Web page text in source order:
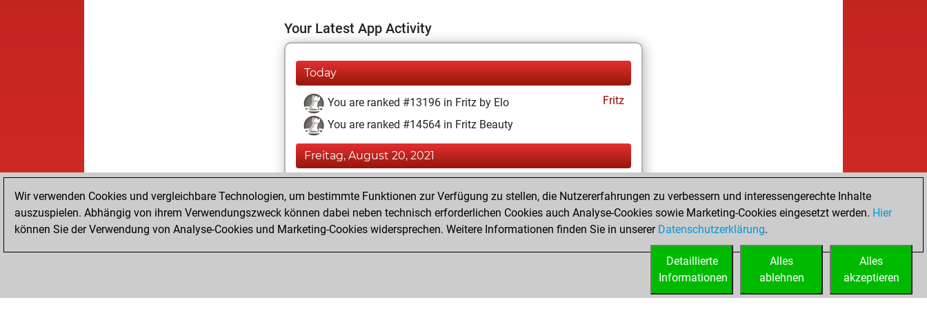
Your Latest App Activity
Today
You are ranked #13196 in Fritz by Elo
Fritz
You are ranked #14564 in Fritz Beauty
Freitag, August 20, 2021
You achieved a new Elo of 1590
You created your Fritz account
Wir verwenden Cookies und vergleichbare Technologien, um bestimmte Funktionen zur Verfügung zu stellen, die Nutzererfahrungen zu verbessern und interessengerechte Inhalte
auszuspielen. Abhängig von ihrem Verwendungszweck können dabei neben technisch erforderlichen Cookies auch Analyse-Cookies sowie Marketing-Cookies eingesetzt werden. Hier
können Sie der Verwendung von Analyse-Cookies und Marketing-Cookies widersprechen. Weitere Informationen finden Sie in unserer Datenschutzerklärung.
Alles
akzeptieren
Alles
ablehnen
Detaillierte
Informationen